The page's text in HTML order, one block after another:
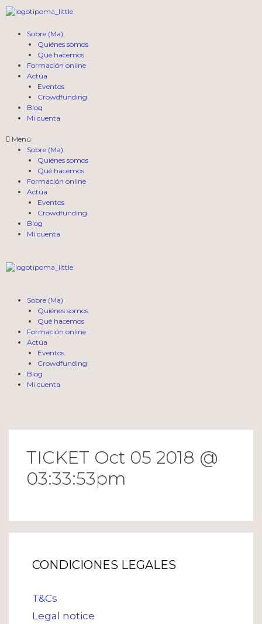
Saltar
Sobre (Ma)
Quiénes somos
Qué hacemos
Formación online
Actúa
Eventos
Crowdfunding
Blog
Mi cuenta
Menú
Sobre (Ma)
Quiénes somos
Qué hacemos
Formación online
Actúa
Eventos
Crowdfunding
Blog
Mi cuenta
Sobre (Ma)
Quiénes somos
Qué hacemos
Formación online
Actúa
Eventos
Crowdfunding
Blog
Mi cuenta
TICKET Oct 05 2018 @
03:33:53pm
CONDICIONES LEGALES
T&Cs
Legal notice